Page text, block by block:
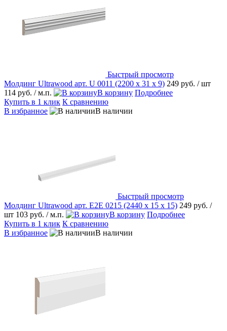
Быстрый просмотр
Молдинг Ultrawood арт. U 0011 (2200 х 31 х 9) 249 руб. / шт
114 руб. / м.п. В корзину Подробнее
Купить в 1 клик К сравнению
В избранное
В наличии
Быстрый просмотр
Молдинг Ultrawood арт. E2E 0215 (2440 х 15 х 15) 249 руб. /
шт 103 руб. / м.п. В корзину Подробнее
Купить в 1 клик К сравнению
В избранное
В наличии